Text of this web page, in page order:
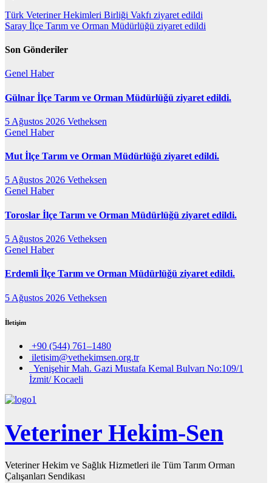
Yazı
gezinmesi
Türk Veteriner Hekimleri Birliği Vakfı ziyaret edildi
Saray İlçe Tarım ve Orman Müdürlüğü ziyaret edildi
Son Gönderiler
Genel Haber
Gülnar İlçe Tarım ve Orman Müdürlüğü ziyaret edildi.
5 Ağustos 2026 Vetheksen
Genel Haber
Mut İlçe Tarım ve Orman Müdürlüğü ziyaret edildi.
5 Ağustos 2026 Vetheksen
Genel Haber
Toroslar İlçe Tarım ve Orman Müdürlüğü ziyaret edildi.
5 Ağustos 2026 Vetheksen
Genel Haber
Erdemli İlçe Tarım ve Orman Müdürlüğü ziyaret edildi.
5 Ağustos 2026 Vetheksen
İletişim
+90 (544) 761–1480
iletisim@vethekimsen.org.tr
Yenişehir Mah. Gazi Mustafa Kemal Bulvarı No:109/1
İzmit/ Kocaeli
Veteriner Hekim-Sen
Veteriner Hekim ve Sağlık Hizmetleri ile Tüm Tarım Orman
Çalışanları Sendikası